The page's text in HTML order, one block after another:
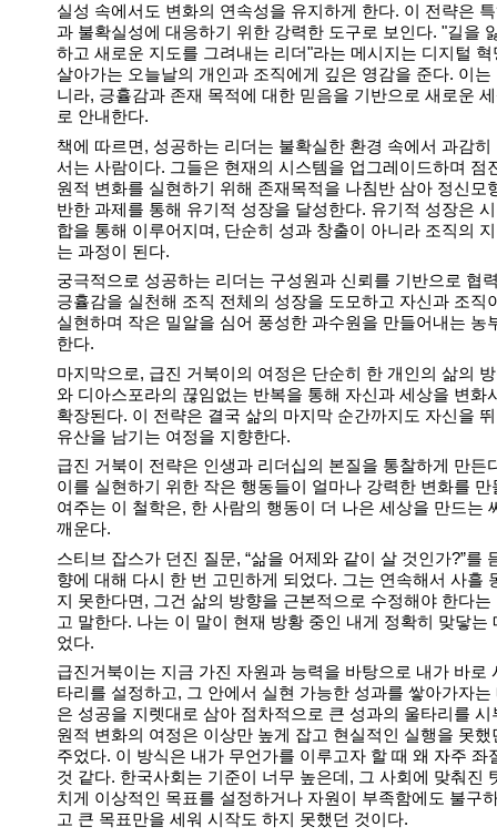
실성 속에서도 변화의 연속성을 유지하게 한다. 이 전략은
과 불확실성에 대응하기 위한 강력한 도구로 보인다. "길을
하고 새로운 지도를 그려내는 리더"라는 메시지는 디지털
살아가는 오늘날의 개인과 조직에게 깊은 영감을 준다. 이
니라, 긍휼감과 존재 목적에 대한 믿음을 기반으로 새로운
로 안내한다.
책에 따르면, 성공하는 리더는 불확실한 환경 속에서 과감
서는 사람이다. 그들은 현재의 시스템을 업그레이드하며 점
원적 변화를 실현하기 위해 존재목적을 나침반 삼아 정신모
반한 과제를 통해 유기적 성장을 달성한다. 유기적 성장은
합을 통해 이루어지며, 단순히 성과 창출이 아니라 조직의
는 과정이 된다.
궁극적으로 성공하는 리더는 구성원과 신뢰를 기반으로 협
긍휼감을 실천해 조직 전체의 성장을 도모하고 자신과 조직
실현하며 작은 밀알을 심어 풍성한 과수원을 만들어내는 농
한다.
마지막으로, 급진 거북이의 여정은 단순히 한 개인의 삶의
와 디아스포라의 끊임없는 반복을 통해 자신과 세상을 변화
확장된다. 이 전략은 결국 삶의 마지막 순간까지도 자신을
유산을 남기는 여정을 지향한다.
급진 거북이 전략은 인생과 리더십의 본질을 통찰하게 만든
이를 실현하기 위한 작은 행동들이 얼마나 강력한 변화를
여주는 이 철학은, 한 사람의 행동이 더 나은 세상을 만드는
깨운다.
스티브 잡스가 던진 질문, “삶을 어제와 같이 살 것인가?”를
향에 대해 다시 한 번 고민하게 되었다. 그는 연속해서 사흘
지 못한다면, 그건 삶의 방향을 근본적으로 수정해야 한다
고 말한다. 나는 이 말이 현재 방황 중인 내게 정확히 맞닿는
었다.
급진거북이는 지금 가진 자원과 능력을 바탕으로 내가 바로
타리를 설정하고, 그 안에서 실현 가능한 성과를 쌓아가자
은 성공을 지렛대로 삼아 점차적으로 큰 성과의 울타리를
원적 변화의 여정은 이상만 높게 잡고 현실적인 실행을 못
주었다. 이 방식은 내가 무언가를 이루고자 할 때 왜 자주 좌
것 같다. 한국사회는 기준이 너무 높은데, 그 사회에 맞춰진
치게 이상적인 목표를 설정하거나 자원이 부족함에도 불구
고 큰 목표만을 세워 시작도 하지 못했던 것이다.